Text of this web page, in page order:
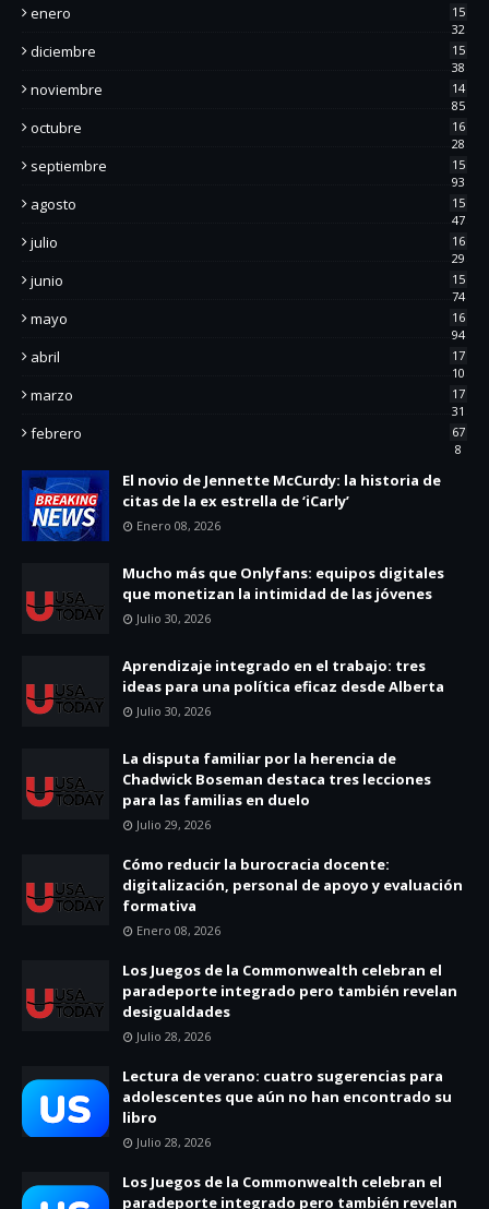
enero
15
32
diciembre
15
38
noviembre
14
85
octubre
16
28
septiembre
15
93
agosto
15
47
julio
16
29
junio
15
74
mayo
16
94
abril
17
10
marzo
17
31
febrero
67
8
El novio de Jennette McCurdy: la historia de
citas de la ex estrella de ‘iCarly’
Enero 08, 2026
Mucho más que Onlyfans: equipos digitales
que monetizan la intimidad de las jóvenes
Julio 30, 2026
Aprendizaje integrado en el trabajo: tres
ideas para una política eficaz desde Alberta
Julio 30, 2026
La disputa familiar por la herencia de
Chadwick Boseman destaca tres lecciones
para las familias en duelo
Julio 29, 2026
Cómo reducir la burocracia docente:
digitalización, personal de apoyo y evaluación
formativa
Enero 08, 2026
Los Juegos de la Commonwealth celebran el
paradeporte integrado pero también revelan
desigualdades
Julio 28, 2026
Lectura de verano: cuatro sugerencias para
adolescentes que aún no han encontrado su
libro
Julio 28, 2026
Los Juegos de la Commonwealth celebran el
paradeporte integrado pero también revelan